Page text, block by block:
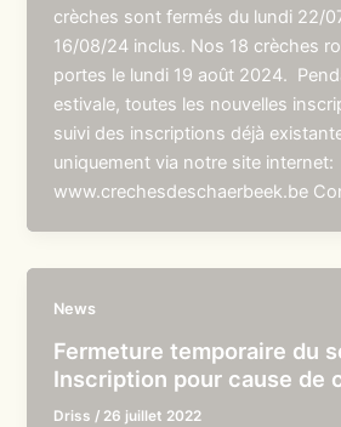
crèches sont fermés du lundi 22/
16/08/24 inclus. Nos 18 crèches
portes le lundi 19 août 2024.
estivale, toutes les nouvelles
suivi des inscriptions déjà
uniquement via notre site internet:
www.crechesdeschaerbeek.be
News
Fermeture temporaire du
Inscription pour cause de
Driss / 26 juillet 2022